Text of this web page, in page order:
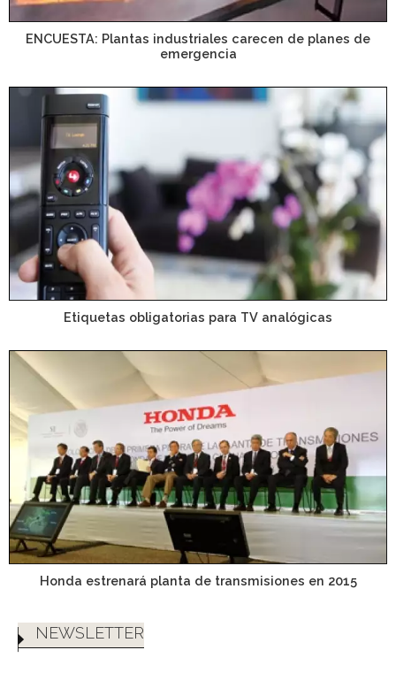
ENCUESTA: Plantas industriales carecen de planes de
emergencia
Etiquetas obligatorias para TV analógicas
Honda estrenará planta de transmisiones en 2015
NEWSLETTER